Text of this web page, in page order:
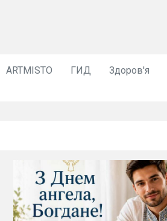
ARTMISTO ГИД Здоров'я